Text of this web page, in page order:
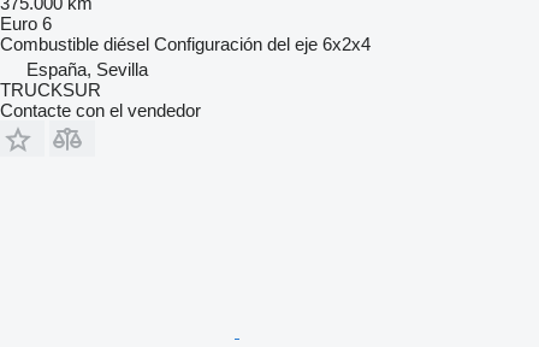
Euro 6
Combustible diésel Configuración del eje 6x2x4
España, Sevilla
TRUCKSUR
Contacte con el vendedor